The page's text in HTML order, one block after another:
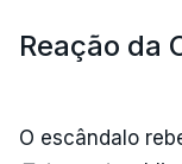
Reação da
O escândalo